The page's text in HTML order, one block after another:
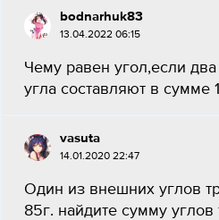
bodnarhuk83
13.04.2022 06:15
Чему равен угол,если
угла составляют в сумме
vasutа
14.01.2020 22:47
Один из внешних углов
85г. найдите сумму углов